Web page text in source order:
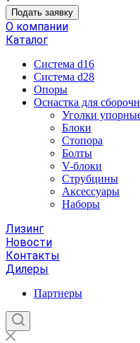
Подать заявку
О компании
Каталог
Система d16
Система d28
Опоры
Оснастка для
Уголки
Блоки
Стопора
Болты
V-блоки
Струбцины
Аксессуары
Наборы
Лизинг
Новости
Контакты
Дилеры
Партнеры